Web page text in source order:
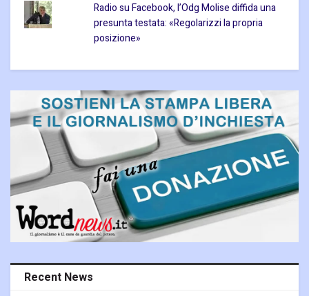
Radio su Facebook, l’Odg Molise diffida una
presunta testata: «Regolarizzi la propria
posizione»
Recent News